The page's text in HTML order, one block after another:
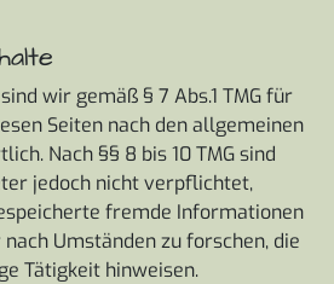
wir gemäß § 7 Abs.1 TMG für
Seiten nach den allgemeinen
Nach §§ 8 bis 10 TMG sind
jedoch nicht verpflichtet,
fremde Informationen
Umständen zu forschen, die
Tätigkeit hinweisen.